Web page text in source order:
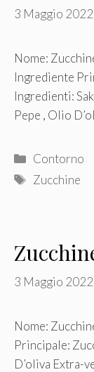
3 Maggio 2022
Nome:
Ingrediente
Ingredienti:
Pepe , Olio
Categorie
Contorno
Tag
Zucchine
3 Maggio 2022
Nome:
Principale:
D’oliva Extra-